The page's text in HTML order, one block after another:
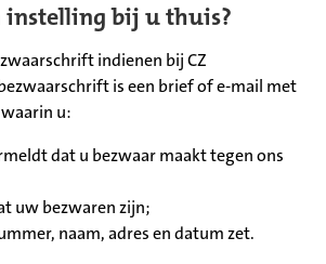
instelling bij u thuis?
indienen bij CZ
is een brief of e-mail met
u:
dat u bezwaar maakt tegen ons
uw bezwaren zijn;
naam, adres en datum zet.